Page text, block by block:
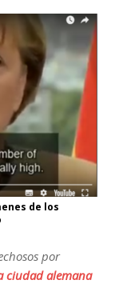
de los
por
ciudad alemana